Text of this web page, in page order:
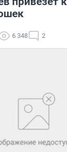
6 348 2